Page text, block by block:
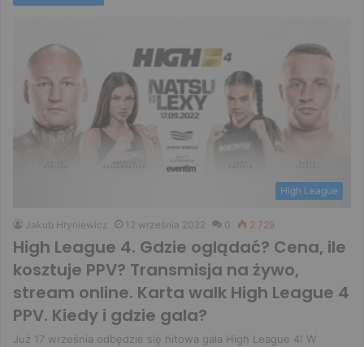
High League
Jakub Hryniewicz 12 września 2022 0 2 729
High League 4. Gdzie oglądać? Cena, ile
kosztuje PPV? Transmisja na żywo,
stream online. Karta walk High League 4
PPV. Kiedy i gdzie gala?
Już 17 września odbędzie się hitowa gala High League 4! W